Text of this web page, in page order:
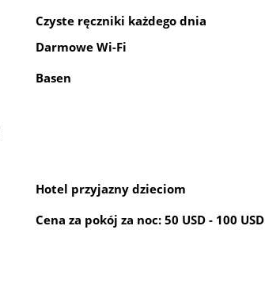
Czyste ręczniki każdego dnia
Darmowe Wi-Fi
Basen
Hotel przyjazny dzieciom
Cena za pokój za noc: 50 USD - 100 USD